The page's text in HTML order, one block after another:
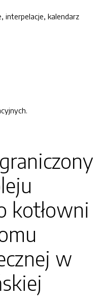
interpelacje, kalendarz
kotłowni
w